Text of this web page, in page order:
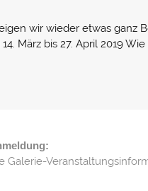
wir wieder etwas ganz
März bis 27. April 2019
Galerie-